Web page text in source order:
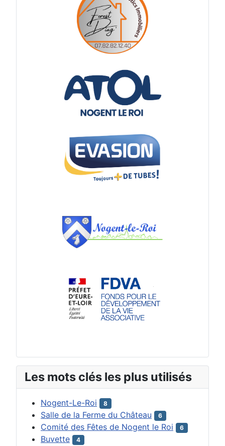
Les mots clés les plus utilisés
Nogent-Le-Roi 8
Salle de la Ferme du Château 6
Comité des Fêtes de Nogent le Roi 6
Buvette 4